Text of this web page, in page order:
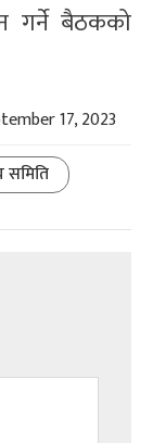
गर्ने बैठकको
17, 2023